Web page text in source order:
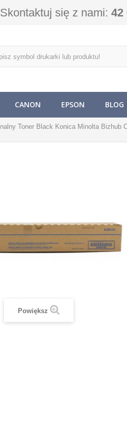
Skontaktuj się z nami: 42
CANON EPSON BLOG
Toner Black Konica Minolta Bizhub
Powiększ